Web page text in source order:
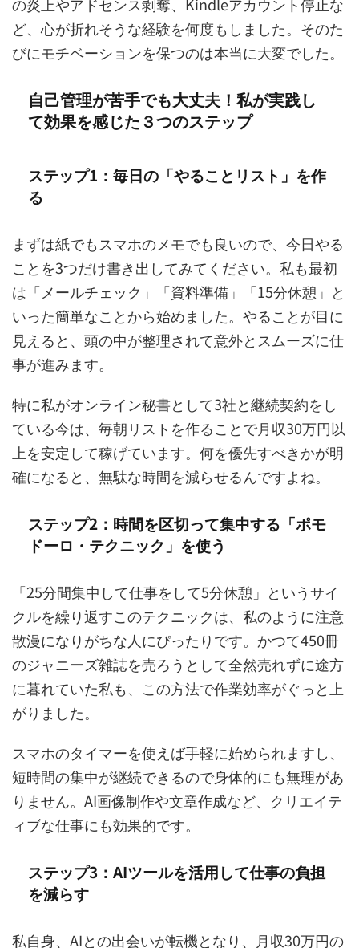
ど、心が折れそうな経験を何度もしました。そのた
びにモチベーションを保つのは本当に大変でした。
自己管理が苦手でも大丈夫！私が実践し
て効果を感じた３つのステップ
ステップ1：毎日の「やることリスト」を作
る
まずは紙でもスマホのメモでも良いので、今日やる
ことを3つだけ書き出してみてください。私も最初
は「メールチェック」「資料準備」「15分休憩」と
いった簡単なことから始めました。やることが目に
見えると、頭の中が整理されて意外とスムーズに仕
事が進みます。
特に私がオンライン秘書として3社と継続契約をし
ている今は、毎朝リストを作ることで月収30万円以
上を安定して稼げています。何を優先すべきかが明
確になると、無駄な時間を減らせるんですよね。
ステップ2：時間を区切って集中する「ポモ
ドーロ・テクニック」を使う
「25分間集中して仕事をして5分休憩」というサイ
クルを繰り返すこのテクニックは、私のように注意
散漫になりがちな人にぴったりです。かつて450冊
のジャニーズ雑誌を売ろうとして全然売れずに途方
に暮れていた私も、この方法で作業効率がぐっと上
がりました。
スマホのタイマーを使えば手軽に始められますし、
短時間の集中が継続できるので身体的にも無理があ
りません。AI画像制作や文章作成など、クリエイテ
ィブな仕事にも効果的です。
ステップ3：AIツールを活用して仕事の負担
を減らす
私自身、AIとの出会いが転機となり、月収30万円の